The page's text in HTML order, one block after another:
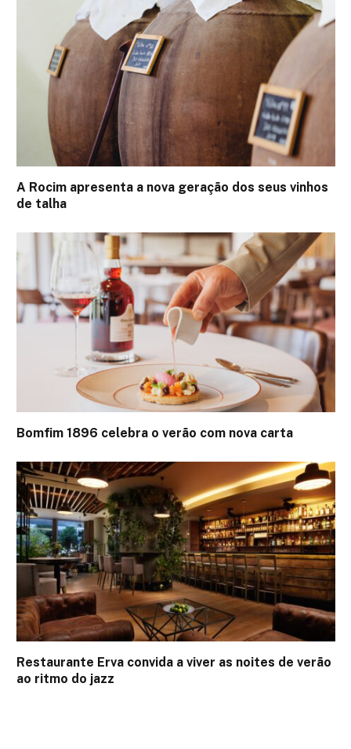
A Rocim apresenta a nova geração dos seus vinhos
de talha
Bomfim 1896 celebra o verão com nova carta
Restaurante Erva convida a viver as noites de verão
ao ritmo do jazz